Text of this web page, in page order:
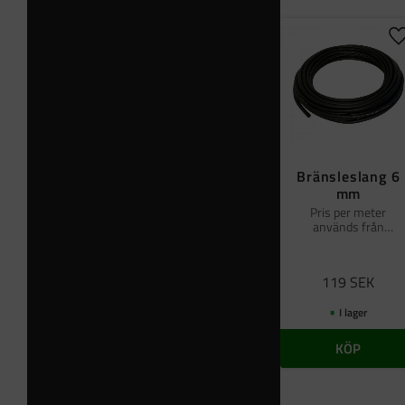
Bränsleslang 6
mm
Pris per meter
används från
119 SEK
I lager
KÖP